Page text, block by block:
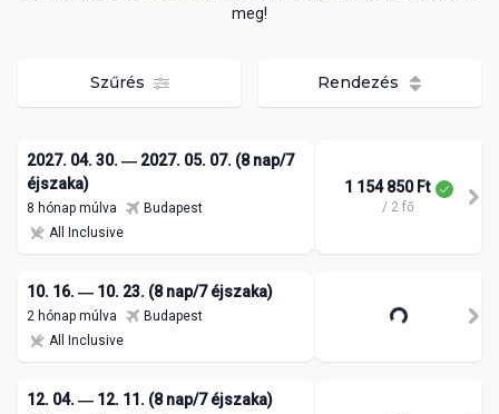
meg!
Szűrés Rendezés
2027. 04. 30. ― 2027. 05. 07. (8 nap/7
éjszaka)
8 hónap múlva
Budapest
All Inclusive
1 154 850 Ft
/ 2 fő
10. 16. ― 10. 23. (8 nap/7 éjszaka)
2 hónap múlva
Budapest
All Inclusive
12. 04. ― 12. 11. (8 nap/7 éjszaka)